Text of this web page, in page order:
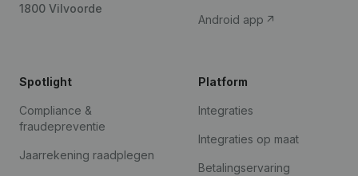
1800 Vilvoorde
Android app
Spotlight
Compliance &
fraudepreventie
Jaarrekening raadplegen
Platform
Integraties
Integraties op maat
Betalingservaring